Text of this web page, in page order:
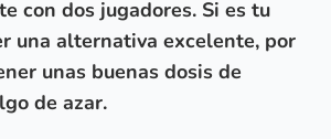
con dos jugadores. Si es tu
una alternativa excelente, por
unas buenas dosis de
de azar.